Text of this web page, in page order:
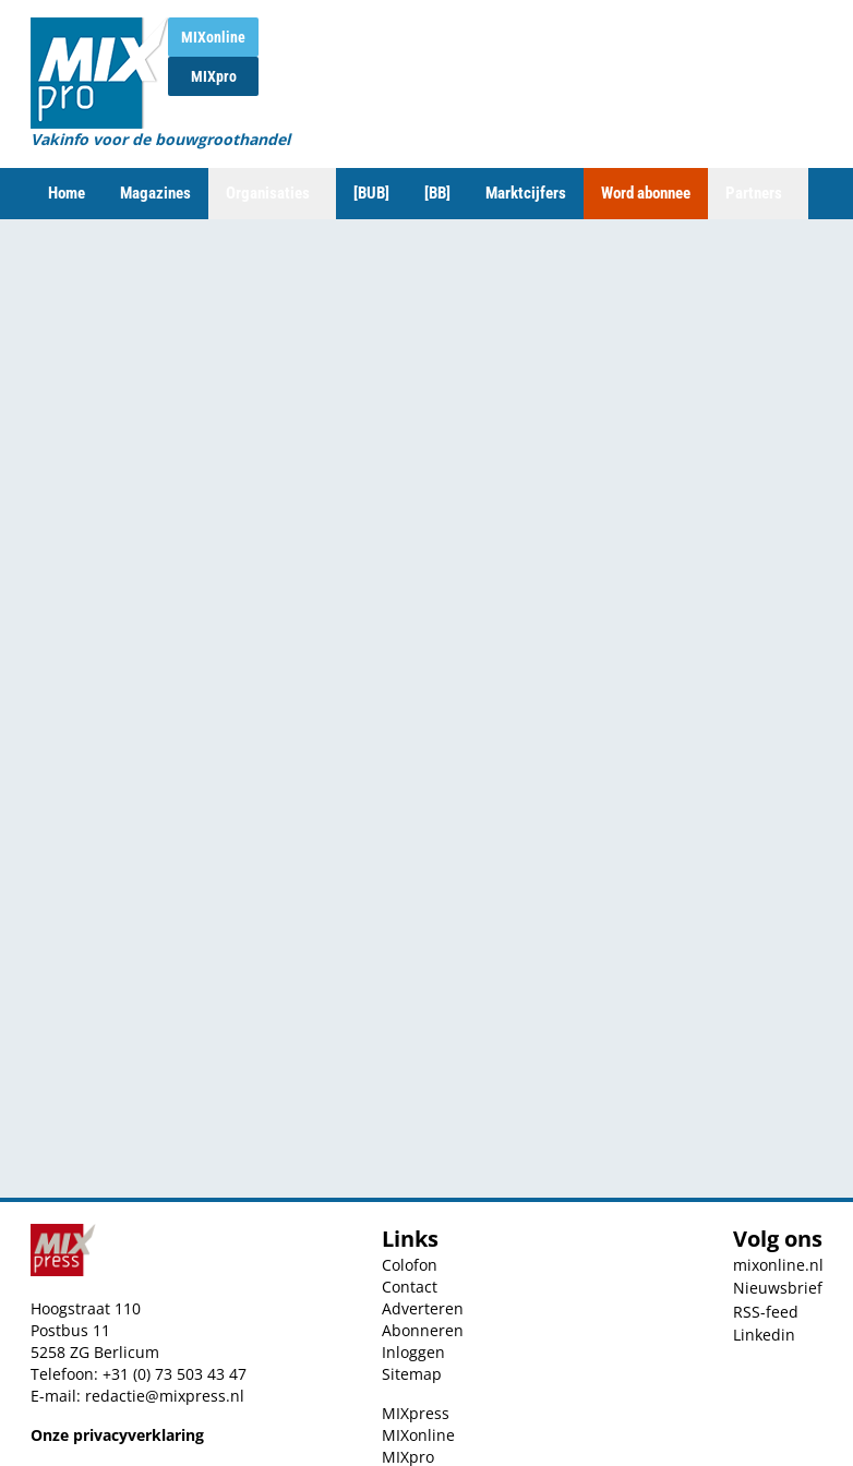
MIXonline
MIXpro
Vakinfo voor de bouwgroothandel
Home Magazines [BUB] [BB] Marktcijfers Word abonnee
Hoogstraat 110
Postbus 11
5258 ZG Berlicum
Telefoon: +31 (0) 73 503 43 47
E-mail: redactie@mixpress.nl
Onze privacyverklaring
Links
Colofon
Contact
Adverteren
Abonneren
Inloggen
Sitemap
MIXpress
MIXonline
MIXpro
Volg ons
mixonline.nl
Nieuwsbrief
RSS-feed
Linkedin